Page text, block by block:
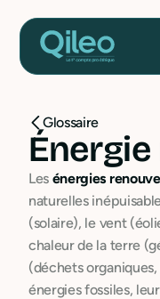
Glossaire
Les énergies
naturelles
(solaire), le vent
chaleur de la terre
(déchets
énergies fossiles,